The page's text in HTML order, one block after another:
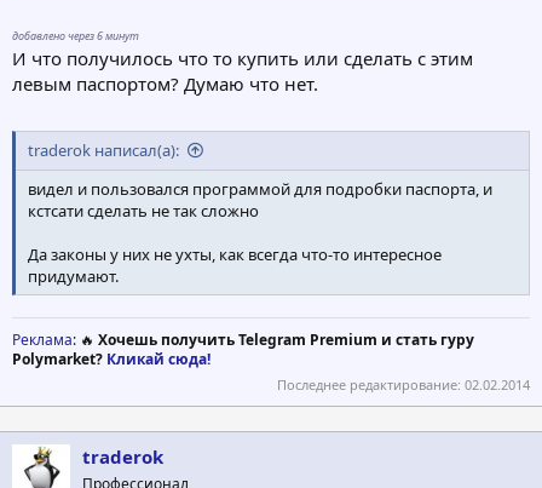
добавлено через 6 минут
И что получилось что то купить или сделать с этим
левым паспортом? Думаю что нет.
traderok написал(а):
видел и пользовался программой для подробки паспорта, и
кстсати сделать не так сложно
Да законы у них не ухты, как всегда что-то интересное
придумают.
Реклама: 🔥 Хочешь получить Telegram Premium и стать гуру
Polymarket? Кликай сюда!
Последнее редактирование: 02.02.2014
traderok